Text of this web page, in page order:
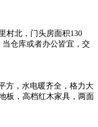
村北，门头房面积130
仓库或者办公皆宜，交
方，水电暖齐全，格力大
板，高档红木家具，两面